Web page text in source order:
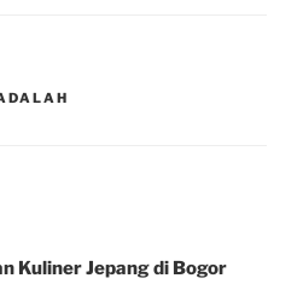
Kuliner Jepang di Bogor